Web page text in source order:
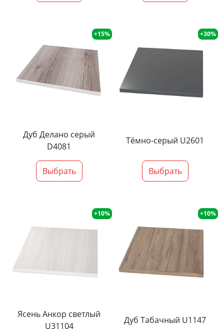
+15%
Дуб Делано серый
D4081
Выбрать
+30%
Тёмно-серый U2601
Выбрать
+10%
Ясень Анкор светлый
U31104
+10%
Дуб Табачный U1147